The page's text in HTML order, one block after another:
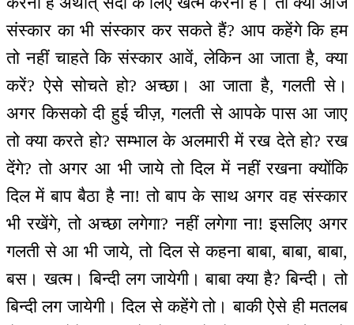
संस्कार का भी संस्कार कर सकते हैं? आप कहेंगे कि हम
तो नहीं चाहते कि संस्कार आवें, लेकिन आ जाता है, क्या
करें? ऐसे सोचते हो? अच्छा। आ जाता है, गलती से।
अगर किसको दी हुई चीज़, गलती से आपके पास आ जाए
तो क्या करते हो? सम्भाल के अलमारी में रख देते हो? रख
देंगे? तो अगर आ भी जाये तो दिल में नहीं रखना क्योंकि
दिल में बाप बैठा है ना! तो बाप के साथ अगर वह संस्कार
भी रखेंगे, तो अच्छा लगेगा? नहीं लगेगा ना! इसलिए अगर
गलती से आ भी जाये, तो दिल से कहना बाबा, बाबा, बाबा,
बस। खत्म। बिन्दी लग जायेगी। बाबा क्या है? बिन्दी। तो
बिन्दी लग जायेगी। दिल से कहेंगे तो। बाकी ऐसे ही मतलब